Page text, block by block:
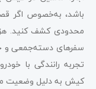
باشد، به‌خصوص اگر
محدودی کشف کنید.
سفرهای دسته‌جمعی و
تجربه رانندگی با
کیش به دلیل وضعیت